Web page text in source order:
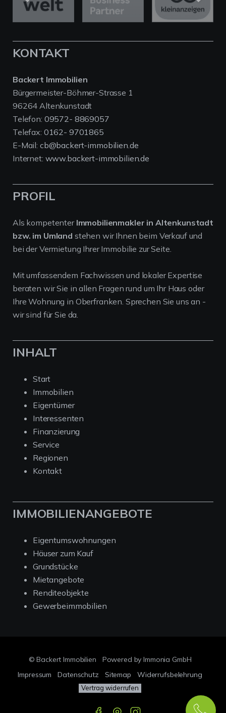
KONTAKT
Backert Immobilien
Bürgermeister-Böhmer-Strasse 1
96264 Altenkunstadt
Telefon: 09572- 8869057
Telefax: 0162- 9701865
E-Mail: cb@backert-immobilien.de
Internet: www.backert-immobilien.de
PROFIL
Als kompetenter Immobilienmakler in Altenkunstadt
bzw. im Umland stehen wir Ihnen beim Verkauf und
bei der Vermietung Ihrer Immobilie zur Seite.
Mit umfassendem Fachwissen und lokaler Expertise
beraten wir Sie in allen Fragen rund um Ihr Haus oder
Ihre Wohnung in Oberfranken. Sprechen Sie uns an -
wir sind für Sie da.
INHALT
Start
Immobilien
Eigentümer
Interessenten
Finanzierung
Service
Regionen
Kontakt
IMMOBILIENANGEBOTE
Eigentumswohnungen
Häuser zum Kauf
Grundstücke
Mietangebote
Renditeobjekte
Gewerbeimmobilien
© Backert Immobilien
Powered by Immonia GmbH
Impressum
Datenschutz Sitemap Widerrufsbelehrung
Vertrag widerrufen